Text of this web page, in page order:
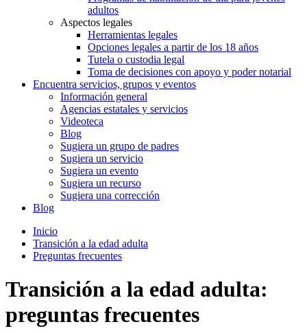
adultos
Aspectos legales
Herramientas legales
Opciones legales a partir de los 18 años
Tutela o custodia legal
Toma de decisiones con apoyo y poder notarial
Encuentra servicios, grupos y eventos
Información general
Agencias estatales y servicios
Videoteca
Blog
Sugiera un grupo de padres
Sugiera un servicio
Sugiera un evento
Sugiera un recurso
Sugiera una corrección
Blog
Inicio
Transición a la edad adulta
Preguntas frecuentes
Transición a la edad adulta:
preguntas frecuentes